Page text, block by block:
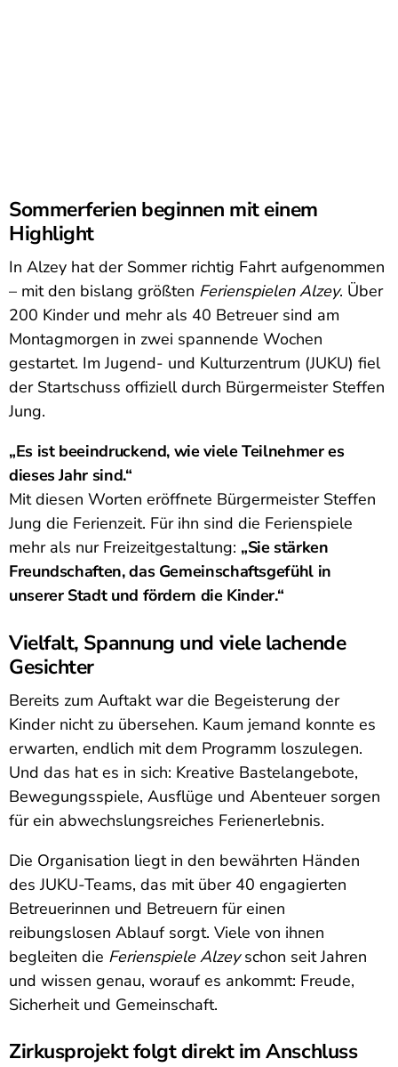
Sommerferien beginnen mit einem
Highlight
In Alzey hat der Sommer richtig Fahrt aufgenommen
– mit den bislang größten Ferienspielen Alzey. Über
200 Kinder und mehr als 40 Betreuer sind am
Montagmorgen in zwei spannende Wochen
gestartet. Im Jugend- und Kulturzentrum (JUKU) fiel
der Startschuss offiziell durch Bürgermeister Steffen
Jung.
„Es ist beeindruckend, wie viele Teilnehmer es
dieses Jahr sind.“
Mit diesen Worten eröffnete Bürgermeister Steffen
Jung die Ferienzeit. Für ihn sind die Ferienspiele
mehr als nur Freizeitgestaltung: „Sie stärken
Freundschaften, das Gemeinschaftsgefühl in
unserer Stadt und fördern die Kinder.“
Vielfalt, Spannung und viele lachende
Gesichter
Bereits zum Auftakt war die Begeisterung der
Kinder nicht zu übersehen. Kaum jemand konnte es
erwarten, endlich mit dem Programm loszulegen.
Und das hat es in sich: Kreative Bastelangebote,
Bewegungsspiele, Ausflüge und Abenteuer sorgen
für ein abwechslungsreiches Ferienerlebnis.
Die Organisation liegt in den bewährten Händen
des JUKU-Teams, das mit über 40 engagierten
Betreuerinnen und Betreuern für einen
reibungslosen Ablauf sorgt. Viele von ihnen
begleiten die Ferienspiele Alzeyschon seit Jahren
und wissen genau, worauf es ankommt: Freude,
Sicherheit und Gemeinschaft.
Zirkusprojekt folgt direkt im Anschluss